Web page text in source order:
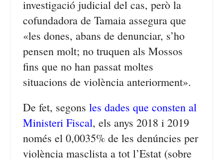
investigació judicial del cas, però la
cofundadora de Tamaia assegura que
«les dones, abans de denunciar, s’ho
pensen molt; no truquen als Mossos
fins que no han passat moltes
situacions de violència anteriorment».
De fet, segons les dades que consten al
Ministeri Fiscal, els anys 2018 i 2019
només el 0,0035% de les denúncies per
violència masclista a tot l’Estat (sobre